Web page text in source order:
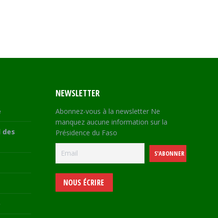
des
NEWSLETTER
Abonnez-vous à la newsletter Ne
manquez aucune information sur la
Présidence du Faso
NOUS ÉCRIRE